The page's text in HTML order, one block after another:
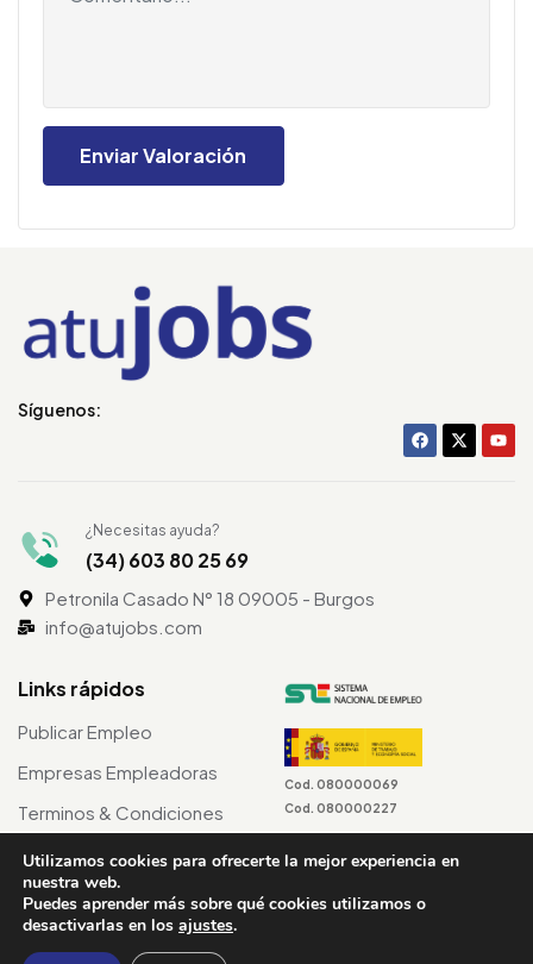
Síguenos:
¿Necesitas ayuda?
(34) 603 80 25 69
Petronila Casado N° 18 09005 - Burgos
info@atujobs.com
Links rápidos
Publicar Empleo
Empresas Empleadoras
Terminos & Condiciones
Cod. 080000069
Cod. 080000227
©2024 atuJobs – Derechos Reservados
Utilizamos cookies para ofrecerte la mejor experiencia en
nuestra web.
Puedes aprender más sobre qué cookies utilizamos o
desactivarlas en los ajustes.